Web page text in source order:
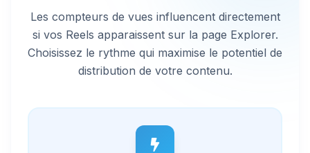
Les compteurs de vues influencent directement
si vos Reels apparaissent sur la page Explorer.
Choisissez le rythme qui maximise le potentiel de
distribution de votre contenu.